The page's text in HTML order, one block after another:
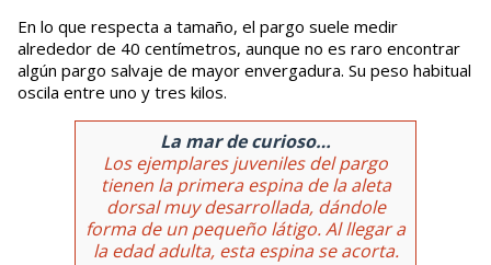
En lo que respecta a tamaño, el pargo suele medir
alrededor de 40 centímetros, aunque no es raro encontrar
algún pargo salvaje de mayor envergadura. Su peso habitual
oscila entre uno y tres kilos.
La mar de curioso…
Los ejemplares juveniles del pargo
tienen la primera espina de la aleta
dorsal muy desarrollada, dándole
forma de un pequeño látigo. Al llegar a
la edad adulta, esta espina se acorta.